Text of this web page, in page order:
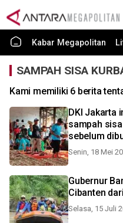
Kabar Megapolitan
SAMPAH SISA
Kami memiliki 6 berita
DKI Jakarta
sampah
sebelum
Senin, 18 Mei
Gubernur
Cibanten
Selasa, 15 Juli